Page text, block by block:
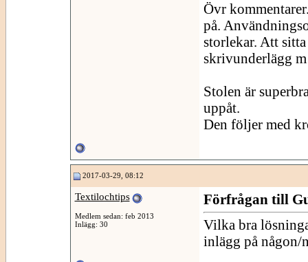
Övr
på.
storlekar. Att
skrivunderlägg
Stolen är
uppåt.
Den följer med
2017-03-29, 08:12
Textilochtips
Medlem sedan: feb 2013
Inlägg: 30
Förfrågan till
Vilka bra
inlägg på någon/